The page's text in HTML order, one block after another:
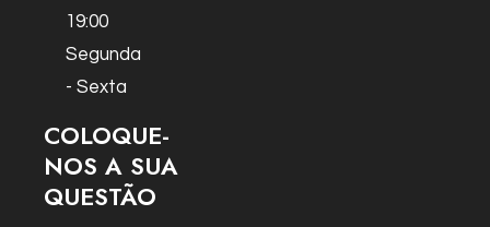
19:00
Segunda
- Sexta
COLOQUE-
NOS A SUA
QUESTÃO